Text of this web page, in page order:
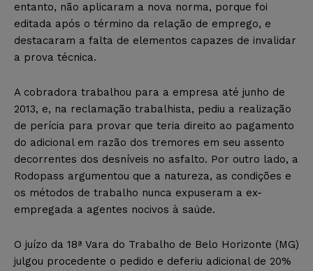
entanto, não aplicaram a nova norma, porque foi
editada após o término da relação de emprego, e
destacaram a falta de elementos capazes de invalidar
a prova técnica.
A cobradora trabalhou para a empresa até junho de
2013, e, na reclamação trabalhista, pediu a realização
de perícia para provar que teria direito ao pagamento
do adicional em razão dos tremores em seu assento
decorrentes dos desníveis no asfalto. Por outro lado, a
Rodopass argumentou que a natureza, as condições e
os métodos de trabalho nunca expuseram a ex-
empregada a agentes nocivos à saúde.
O juízo da 18ª Vara do Trabalho de Belo Horizonte (MG)
julgou procedente o pedido e deferiu adicional de 20%